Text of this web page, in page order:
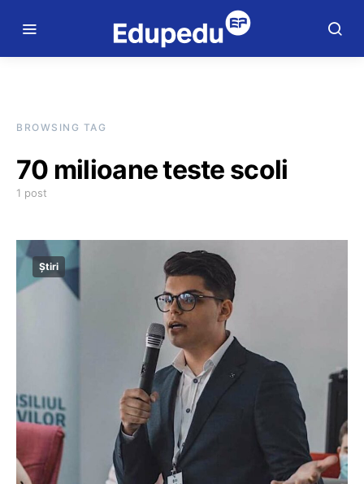
BROWSING TAG
70 milioane teste scoli
1 post
Știri